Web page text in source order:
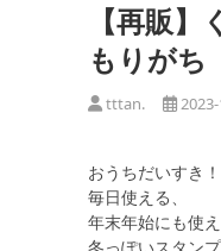
【再販
もりがち
tttan.
おうちだいすき！
毎日使える、
年末年始にも使え